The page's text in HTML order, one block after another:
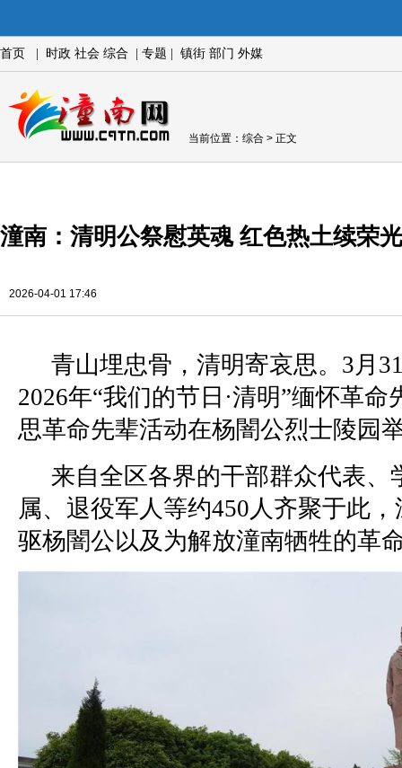
首页 时政 社会 综合 专题 镇街 部门 外媒
当前位置： 综合 > 正文
潼南：清明公祭慰英魂 红色热土续荣光
2026-04-01 17:46
青山埋忠骨，清明寄哀思。3月
2026年“我们的节日·清明”缅怀革
思革命先辈活动在杨闇公烈士陵园
来自全区各界的干部群众代表、
属、退役军人等约450人齐聚于此
驱杨闇公以及为解放潼南牺牲的革